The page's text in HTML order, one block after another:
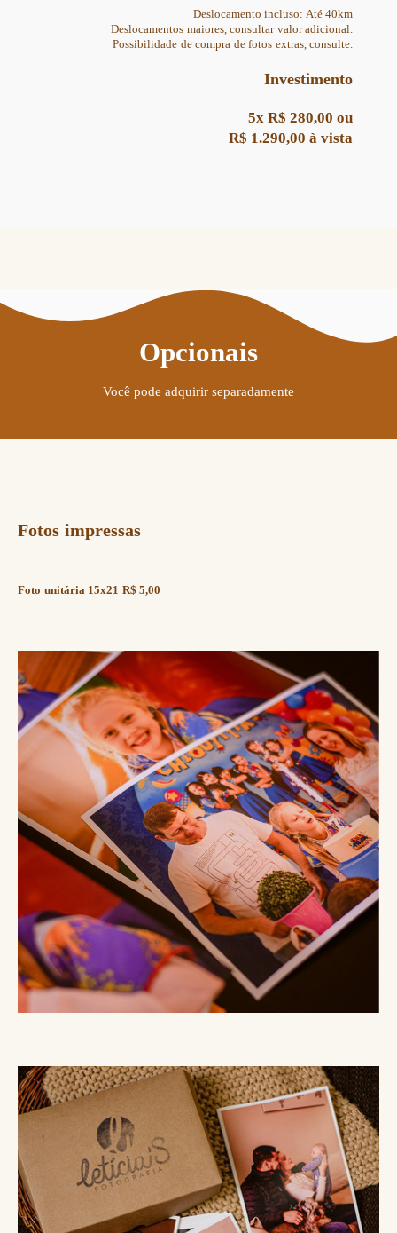
Deslocamento incluso: Até 40km
Deslocamentos maiores, consultar valor adicional.
Possibilidade de compra de fotos extras, consulte.
Investimento
5x R$ 280,00 ou
R$ 1.290,00 à vista
Opcionais
Você pode adquirir separadamente
Fotos impressas
Foto unitária 15x21 R$ 5,00